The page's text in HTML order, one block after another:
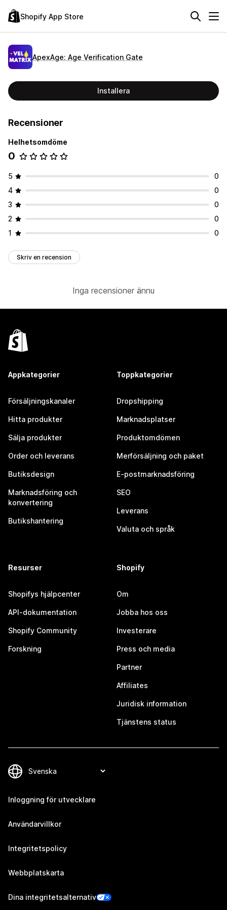
Shopify App Store
ApexAge: Age Verification Gate
Installera
Recensioner
Helhetsomdöme
0
5
0
4
0
3
0
2
0
1
0
Skriv en recension
Inga recensioner ännu
Appkategorier
Försäljningskanaler
Hitta produkter
Sälja produkter
Order och leverans
Butiksdesign
Marknadsföring och
konvertering
Butikshantering
Toppkategorier
Dropshipping
Marknadsplatser
Produktomdömen
Merförsäljning och paket
E-postmarknadsföring
SEO
Leverans
Valuta och språk
Resurser
Shopifys hjälpcenter
API-dokumentation
Shopify Community
Forskning
Shopify
Om
Jobba hos oss
Investerare
Press och media
Partner
Affiliates
Juridisk information
Tjänstens status
Inloggning för utvecklare
Användarvillkor
Integritetspolicy
Webbplatskarta
Dina integritetsalternativ